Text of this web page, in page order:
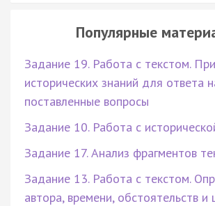
Популярные
Задание 19. Работа с текстом.
исторических знаний для ответа
поставленные вопросы
Задание 10. Работа с
Задание 17. Анализ фрагментов
Задание 13. Работа с текстом.
автора, времени, обстоятельств и